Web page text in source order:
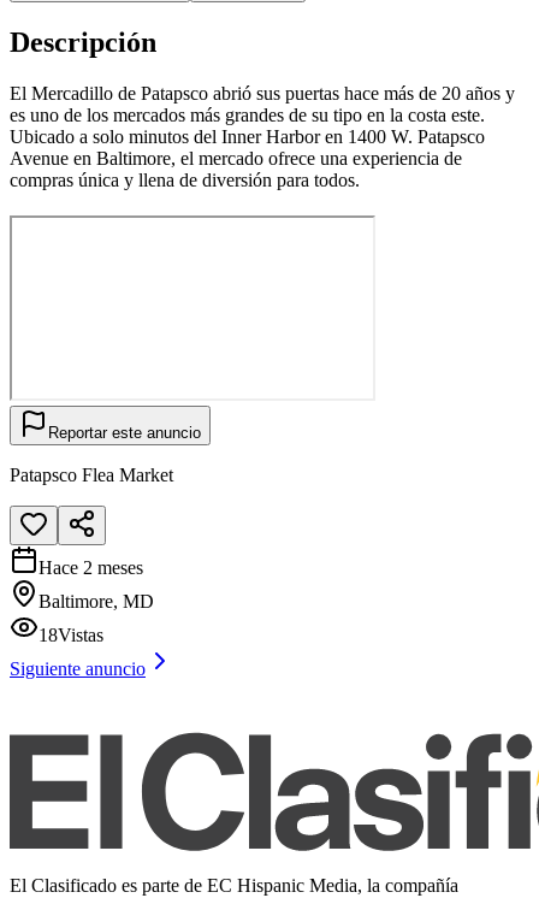
Descripción
El Mercadillo de Patapsco abrió sus puertas hace más de 20 años y
es uno de los mercados más grandes de su tipo en la costa este.
Ubicado a solo minutos del Inner Harbor en 1400 W. Patapsco
Avenue en Baltimore, el mercado ofrece una experiencia de
compras única y llena de diversión para todos.
Reportar este anuncio
Patapsco Flea Market
Hace 2 meses
Baltimore, MD
18Vistas
Siguiente anuncio
El Clasificado es parte de EC Hispanic Media, la compañía